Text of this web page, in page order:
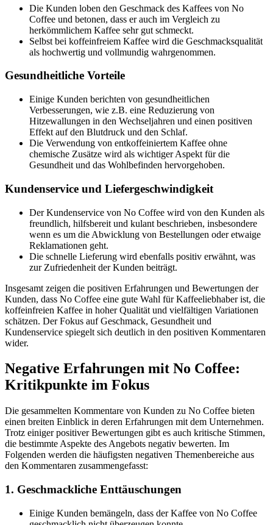
Die Kunden loben den Geschmack des Kaffees von No
Coffee und betonen, dass er auch im Vergleich zu
herkömmlichem Kaffee sehr gut schmeckt.
Selbst bei koffeinfreiem Kaffee wird die Geschmacksqualität
als hochwertig und vollmundig wahrgenommen.
Gesundheitliche Vorteile
Einige Kunden berichten von gesundheitlichen
Verbesserungen, wie z.B. eine Reduzierung von
Hitzewallungen in den Wechseljahren und einen positiven
Effekt auf den Blutdruck und den Schlaf.
Die Verwendung von entkoffeiniertem Kaffee ohne
chemische Zusätze wird als wichtiger Aspekt für die
Gesundheit und das Wohlbefinden hervorgehoben.
Kundenservice und Liefergeschwindigkeit
Der Kundenservice von No Coffee wird von den Kunden als
freundlich, hilfsbereit und kulant beschrieben, insbesondere
wenn es um die Abwicklung von Bestellungen oder etwaige
Reklamationen geht.
Die schnelle Lieferung wird ebenfalls positiv erwähnt, was
zur Zufriedenheit der Kunden beiträgt.
Insgesamt zeigen die positiven Erfahrungen und Bewertungen der
Kunden, dass No Coffee eine gute Wahl für Kaffeeliebhaber ist, die
koffeinfreien Kaffee in hoher Qualität und vielfältigen Variationen
schätzen. Der Fokus auf Geschmack, Gesundheit und
Kundenservice spiegelt sich deutlich in den positiven Kommentaren
wider.
Negative Erfahrungen mit No Coffee:
Kritikpunkte im Fokus
Die gesammelten Kommentare von Kunden zu No Coffee bieten
einen breiten Einblick in deren Erfahrungen mit dem Unternehmen.
Trotz einiger positiver Bewertungen gibt es auch kritische Stimmen,
die bestimmte Aspekte des Angebots negativ bewerten. Im
Folgenden werden die häufigsten negativen Themenbereiche aus
den Kommentaren zusammengefasst:
1. Geschmackliche Enttäuschungen
Einige Kunden bemängeln, dass der Kaffee von No Coffee